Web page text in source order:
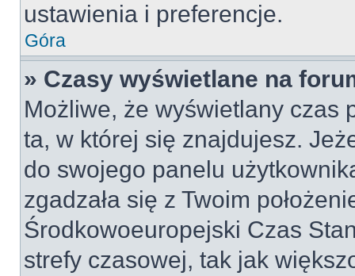
ustawienia i preferencje.
Góra
» Czasy wyświetlane na
Możliwe, że wyświetlany czas
ta, w której się znajdujesz.
do swojego panelu
zgadzała się z Twoim
Środkowoeuropejski Czas
strefy czasowej, tak jak